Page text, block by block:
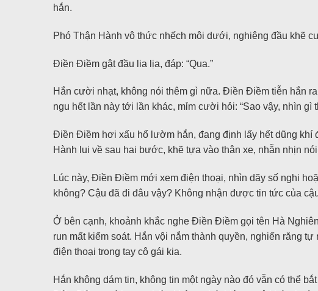
hắn.
Phó Thận Hành vô thức nhếch môi dưới, nghiêng đầu khẽ
Điền Điềm gật đầu lia lịa, đáp: “Qua.”
Hắn cười nhạt, không nói thêm gì nữa. Điền Điềm tiễn hắn
ngu hết lần này tới lần khác, mỉm cười hỏi: “Sao vậy, nhìn gì
Điền Điềm hơi xấu hổ lườm hắn, đang định lấy hết dũng khí
Hành lui về sau hai bước, khẽ tựa vào thân xe, nhẫn nhịn
Lúc này, Điền Điềm mới xem điện thoại, nhìn dãy số nghi
không? Cậu đã đi đâu vậy? Không nhận được tin tức của
Ở bên cạnh, khoảnh khắc nghe Điền Điềm gọi tên Hà
run mất kiểm soát. Hắn vội nắm thành quyền, nghiến răng
điện thoại trong tay cô gái kia.
Hắn không dám tin, không tin một ngày nào đó vẫn có thể